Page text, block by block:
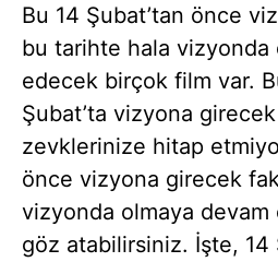
Bu 14 Şubat’tan önce
bu tarihte hala vizyonda
edecek birçok film var.
Şubat’ta vizyona
zevklerinize hitap
önce vizyona girecek
vizyonda olmaya
göz atabilirsiniz. İşte, 14